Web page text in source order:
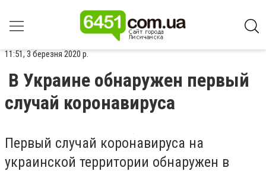
11:51, 3 березня 2020 р.
В Украине обнаружен первый
случай коронавируса
Первый случай коронавируса на
украинской территории обнаружен в